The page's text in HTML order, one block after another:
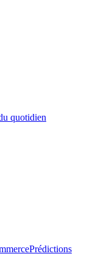
quotidien
Prédictions